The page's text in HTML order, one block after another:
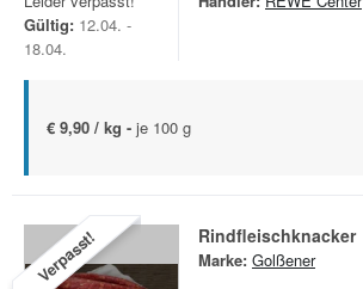
Gültig: 12.04. -
18.04.
€ 9,90 / kg - je 100 g
Verpasst! Rindfleischknacker
Marke: Golßener